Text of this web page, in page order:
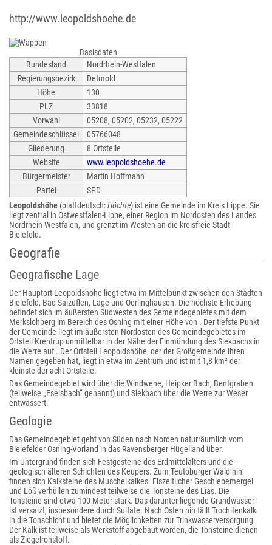
http://www.leopoldshoehe.de
Basisdaten
Bundesland
Nordrhein-Westfalen
Regierungsbezirk
Detmold
Höhe
130
PLZ
33818
Vorwahl
05208, 05202, 05232, 05222
Gemeindeschlüssel
05766048
Gliederung
8 Ortsteile
Website
www.leopoldshoehe.de
Bürgermeister
Martin Hoffmann
Partei
SPD
Leopoldshöhe (plattdeutsch:Höchte) ist eine Gemeinde im Kreis Lippe. Sie
liegt zentral in Ostwestfalen-Lippe, einer Region im Nordosten des Landes
Nordrhein-Westfalen, und grenzt im Westen an die kreisfreie Stadt
Bielefeld.
Geografie
Geografische Lage
Der Hauptort Leopoldshöhe liegt etwa im Mittelpunkt zwischen den Städten
Bielefeld, Bad Salzuflen, Lage und Oerlinghausen. Die höchste Erhebung
befindet sich im äußersten Südwesten des Gemeindegebietes mit dem
Merkslohberg im Bereich des Osning mit einer Höhe von . Der tiefste Punkt
der Gemeinde liegt im äußersten Nordosten des Gemeindegebietes im
Ortsteil Krentrup unmittelbar in der Nähe der Einmündung des Siekbachs in
die Werre auf . Der Ortsteil Leopoldshöhe, der der Großgemeinde ihren
Namen gegeben hat, liegt in etwa im Zentrum und ist mit 1,8 km² der
kleinste der acht Ortsteile.
Das Gemeindegebiet wird über die Windwehe, Heipker Bach, Bentgraben
(teilweise „Eselsbach“ genannt) und Siekbach über die Werre zur Weser
entwässert.
Geologie
Das Gemeindegebiet geht von Süden nach Norden naturräumlich vom
Bielefelder Osning-Vorland in das Ravensberger Hügelland über.
Im Untergrund finden sich Festgesteine des Erdmittelalters und die
geologisch älteren Schichten des Keupers. Zum Teutoburger Wald hin
finden sich Kalksteine des Muschelkalkes. Eiszeitlicher Geschiebemergel
und Löß verhüllen zumindest teilweise die Tonsteine des Lias. Die
Tonsteine sind etwa 100 Meter stark. Das darunter liegende Grundwasser
ist versalzt, insbesondere durch Sulfate. Nach Osten hin fällt Trochitenkalk
in die Tonschicht und bietet die Möglichkeiten zur Trinkwasserversorgung.
Der Kalk ist teilweise als Werkstoff abgebaut worden, die Tonsteine dienen
als Ziegelrohstoff.